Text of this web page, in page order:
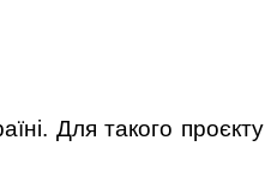
Для такого проєкту